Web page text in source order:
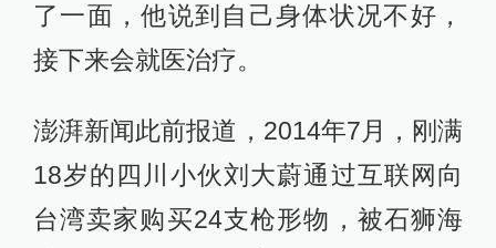
了一面，他说到自己身体状况不好，
接下来会就医治疗。
澎湃新闻此前报道，2014年7月，刚满
18岁的四川小伙刘大蔚通过互联网向
台湾卖家购买24支枪形物，被石狮海